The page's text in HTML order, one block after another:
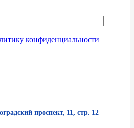
конфиденциальности
проспект, 11, стр. 12